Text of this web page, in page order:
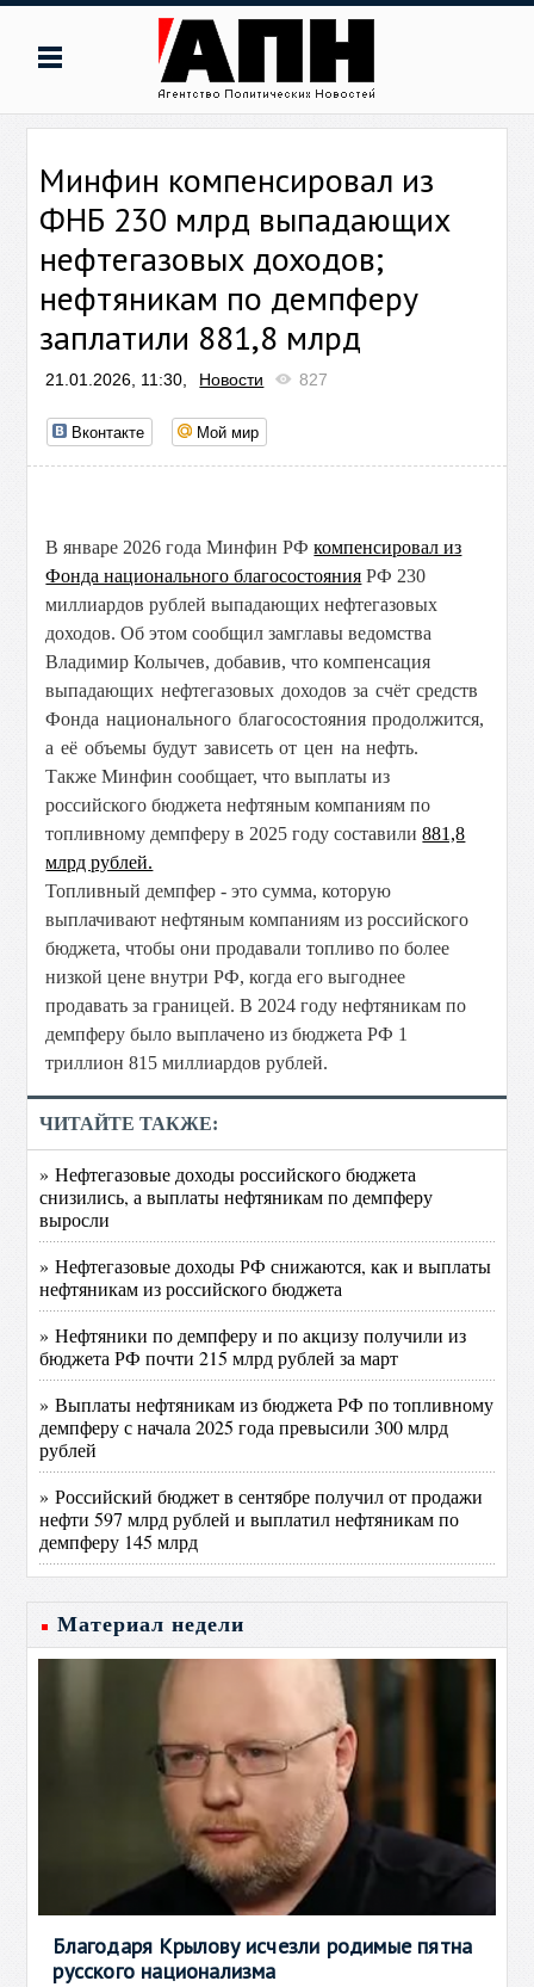
Минфин компенсировал из
ФНБ 230 млрд выпадающих
нефтегазовых доходов;
нефтяникам по демпферу
заплатили 881,8 млрд
21.01.2026, 11:30, Новости 827
Вконтакте Мой мир
В январе 2026 года Минфин РФкомпенсировал из
Фонда национального благосостояния РФ 230
миллиардов рублей выпадающих нефтегазовых
доходов. Об этом сообщил замглавы ведомства
Владимир Колычев, добавив, что компенсация
выпадающих нефтегазовых доходов за счёт средств
Фонда национального благосостояния продолжится,
а её объемы будут зависеть от цен на нефть.
Также Минфин сообщает, что выплаты из
российского бюджета нефтяным компаниям по
топливному демпферу в 2025 году составили881,8
млрд рублей.
Топливный демпфер - это сумма, которую
выплачивают нефтяным компаниям из российского
бюджета, чтобы они продавали топливо по более
низкой цене внутри РФ, когда его выгоднее
продавать за границей. В 2024 году нефтяникам по
демпферу было выплачено из бюджета РФ 1
триллион 815 миллиардов рублей.
ЧИТАЙТЕ ТАКЖЕ:
» Нефтегазовые доходы российского бюджета
снизились, а выплаты нефтяникам по демпферу
выросли
» Нефтегазовые доходы РФ снижаются, как и выплаты
нефтяникам из российского бюджета
» Нефтяники по демпферу и по акцизу получили из
бюджета РФ почти 215 млрд рублей за март
» Выплаты нефтяникам из бюджета РФ по топливному
демпферу с начала 2025 года превысили 300 млрд
рублей
» Российский бюджет в сентябре получил от продажи
нефти 597 млрд рублей и выплатил нефтяникам по
демпферу 145 млрд
Материал недели
Благодаря Крылову исчезли родимые пятна
русского национализма